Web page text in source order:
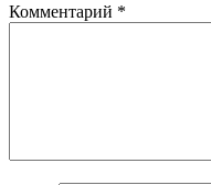
Комментарий *